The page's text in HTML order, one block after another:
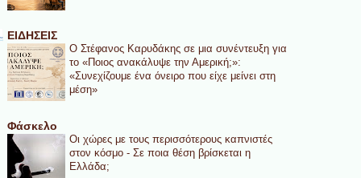
ΕΙΔΗΣΕΙΣ
Ο Στέφανος Καρυδάκης σε μια συνέντευξη για
το «Ποιος ανακάλυψε την Αμερική;»:
«Συνεχίζουμε ένα όνειρο που είχε μείνει στη
μέση»
Φάσκελο
Οι χώρες με τους περισσότερους καπνιστές
στον κόσμο - Σε ποια θέση βρίσκεται η
Ελλάδα;